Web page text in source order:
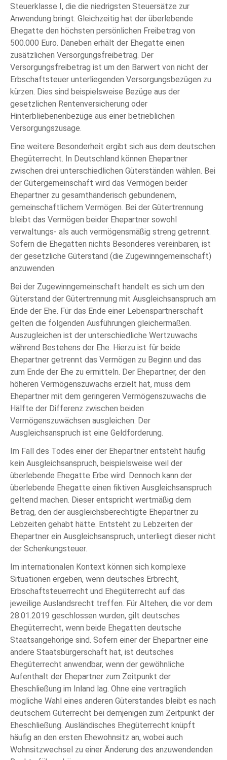
Steuerklasse I, die die niedrigsten Steuersätze zur
Anwendung bringt. Gleichzeitig hat der überlebende
Ehegatte den höchsten persönlichen Freibetrag von
500.000 Euro. Daneben erhält der Ehegatte einen
zusätzlichen Versorgungsfreibetrag. Der
Versorgungsfreibetrag ist um den Barwert von nicht der
Erbschaftsteuer unterliegenden Versorgungsbezügen zu
kürzen. Dies sind beispielsweise Bezüge aus der
gesetzlichen Rentenversicherung oder
Hinterbliebenenbezüge aus einer betrieblichen
Versorgungszusage.
Eine weitere Besonderheit ergibt sich aus dem deutschen
Ehegüterrecht. In Deutschland können Ehepartner
zwischen drei unterschiedlichen Güterständen wählen. Bei
der Gütergemeinschaft wird das Vermögen beider
Ehepartner zu gesamthänderisch gebundenem,
gemeinschaftlichem Vermögen. Bei der Gütertrennung
bleibt das Vermögen beider Ehepartner sowohl
verwaltungs- als auch vermögensmäßig streng getrennt.
Sofern die Ehegatten nichts Besonderes vereinbaren, ist
der gesetzliche Güterstand (die Zugewinngemeinschaft)
anzuwenden.
Bei der Zugewinngemeinschaft handelt es sich um den
Güterstand der Gütertrennung mit Ausgleichsanspruch am
Ende der Ehe. Für das Ende einer Lebenspartnerschaft
gelten die folgenden Ausführungen gleichermaßen.
Auszugleichen ist der unterschiedliche Wertzuwachs
während Bestehens der Ehe. Hierzu ist für beide
Ehepartner getrennt das Vermögen zu Beginn und das
zum Ende der Ehe zu ermitteln. Der Ehepartner, der den
höheren Vermögenszuwachs erzielt hat, muss dem
Ehepartner mit dem geringeren Vermögenszuwachs die
Hälfte der Differenz zwischen beiden
Vermögenszuwächsen ausgleichen. Der
Ausgleichsanspruch ist eine Geldforderung.
Im Fall des Todes einer der Ehepartner entsteht häufig
kein Ausgleichsanspruch, beispielsweise weil der
überlebende Ehegatte Erbe wird. Dennoch kann der
überlebende Ehegatte einen fiktiven Ausgleichsanspruch
geltend machen. Dieser entspricht wertmäßig dem
Betrag, den der ausgleichsberechtigte Ehepartner zu
Lebzeiten gehabt hätte. Entsteht zu Lebzeiten der
Ehepartner ein Ausgleichsanspruch, unterliegt dieser nicht
der Schenkungsteuer.
Im internationalen Kontext können sich komplexe
Situationen ergeben, wenn deutsches Erbrecht,
Erbschaftsteuerrecht und Ehegüterrecht auf das
jeweilige Auslandsrecht treffen. Für Altehen, die vor dem
28.01.2019 geschlossen wurden, gilt deutsches
Ehegüterrecht, wenn beide Ehegatten deutsche
Staatsangehörige sind. Sofern einer der Ehepartner eine
andere Staatsbürgerschaft hat, ist deutsches
Ehegüterrecht anwendbar, wenn der gewöhnliche
Aufenthalt der Ehepartner zum Zeitpunkt der
Eheschließung im Inland lag. Ohne eine vertraglich
mögliche Wahl eines anderen Güterstandes bleibt es nach
deutschem Güterrecht bei demjenigen zum Zeitpunkt der
Eheschließung. Ausländisches Ehegüterrecht knüpft
häufig an den ersten Ehewohnsitz an, wobei auch
Wohnsitzwechsel zu einer Änderung des anzuwendenden